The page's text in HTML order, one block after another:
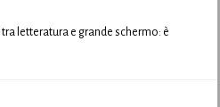
letteratura e grande schermo: è